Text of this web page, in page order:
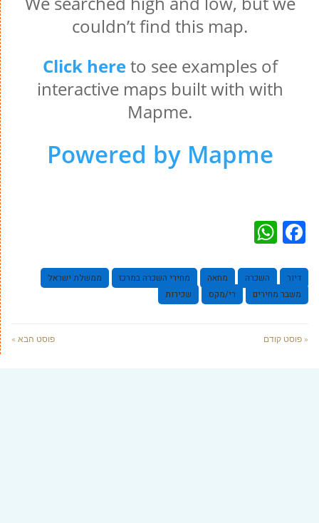
Facebook
דיור השכרה מחאה מחירי השכרה במרכז
ממשלת ישראל
משבר מחירים
רי/מקס שכירות
« פוסט קודם פוסט הבא »